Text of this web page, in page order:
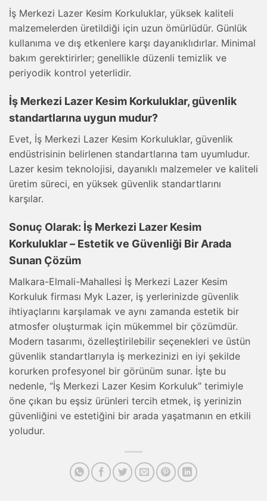
İş Merkezi Lazer Kesim Korkuluklar, yüksek kaliteli
malzemelerden üretildiği için uzun ömürlüdür. Günlük
kullanıma ve dış etkenlere karşı dayanıklıdırlar. Minimal
bakım gerektirirler; genellikle düzenli temizlik ve
periyodik kontrol yeterlidir.
İş Merkezi Lazer Kesim Korkuluklar, güvenlik
standartlarına uygun mudur?
Evet, İş Merkezi Lazer Kesim Korkuluklar, güvenlik
endüstrisinin belirlenen standartlarına tam uyumludur.
Lazer kesim teknolojisi, dayanıklı malzemeler ve kaliteli
üretim süreci, en yüksek güvenlik standartlarını
karşılar.
Sonuç Olarak: İş Merkezi Lazer Kesim
Korkuluklar – Estetik ve Güvenliği Bir Arada
Sunan Çözüm
Malkara-Elmali-Mahallesi İş Merkezi Lazer Kesim
Korkuluk firması Myk Lazer, iş yerlerinizde güvenlik
ihtiyaçlarını karşılamak ve aynı zamanda estetik bir
atmosfer oluşturmak için mükemmel bir çözümdür.
Modern tasarımı, özelleştirilebilir seçenekleri ve üstün
güvenlik standartlarıyla iş merkezinizi en iyi şekilde
korurken profesyonel bir görünüm sunar. İşte bu
nedenle, “İş Merkezi Lazer Kesim Korkuluk” terimiyle
öne çıkan bu eşsiz ürünleri tercih etmek, iş yerinizin
güvenliğini ve estetiğini bir arada yaşatmanın en etkili
yoludur.